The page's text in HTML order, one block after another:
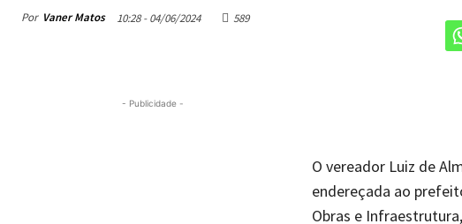
Por Vaner Matos 10:28 - 04/06/2024 589
- Publicidade -
O vereador Luiz de
endereçada ao
Obras e